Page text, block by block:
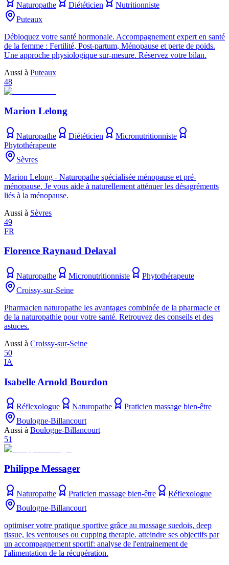
Naturopathe Diététicien
Nutritionniste
Puteaux
Débloquez votre santé hormonale. Accompagnement expert en santé
de la femme : Fertilité, Post-partum, Ménopause et perte de poids.
Une approche physiologique sur-mesure. Réservez votre bilan.
Aussi à Puteaux
48
Marion Lelong
Naturopathe Diététicien
Micronutritionniste
Phytothérapeute
Sèvres
Marion Lelong - Naturopathe spécialisée ménopause et pré-
ménopause. Je vous aide à naturellement atténuer les désagréments
liés à la ménopause.
Aussi à Sèvres
49
FR
Florence Raynaud Delaval
Naturopathe Micronutritionniste
Phytothérapeute
Croissy-sur-Seine
Pharmacien naturopathe les avantages combinée de la pharmacie et
de la naturopathie pour votre santé. Retrouvez des conseils et des
astuces.
Aussi à Croissy-sur-Seine
50
IA
Isabelle Arnold Bourdon
Réflexologue Naturopathe
Praticien massage bien-être
Boulogne-Billancourt
Aussi à Boulogne-Billancourt
51
Philippe Messager
Naturopathe Praticien massage bien-être
Réflexologue
Boulogne-Billancourt
optimiser votre pratique sportive grâce au massage suedois, deep
tissue, les ventouses ou cupping therapie. atteindre ses objectifs par
un accompagnement sportif: analyse de l'entrainement de
l'alimentation de la récupération.